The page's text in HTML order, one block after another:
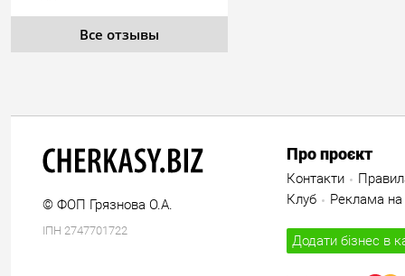
Все отзывы
© ФОП Грязнова О.А.
ІПН 2747701722
Про проєкт
Контакти
Клуб
Реклама на
Додати бізнес в